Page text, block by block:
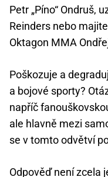
Petr „Píno“ Ondruš,
Reinders nebo
Oktagon MMA
Poškozuje a
a bojové sporty?
napříč
ale hlavně mezi
se v tomto odvětví
Odpověď není zcela